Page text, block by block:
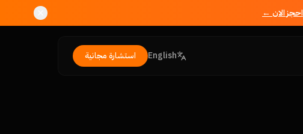
احجز الان ←
English استشارة مجانية